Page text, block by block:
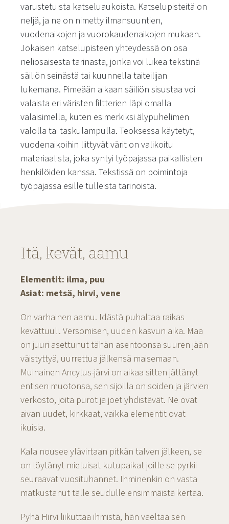
varustetuista katseluaukoista. Katselupisteitä on
neljä, ja ne on nimetty ilmansuuntien,
vuodenaikojen ja vuorokaudenaikojen mukaan.
Jokaisen katselupisteen yhteydessä on osa
neliosaisesta tarinasta, jonka voi lukea tekstinä
säiliön seinästä tai kuunnella taiteilijan
lukemana. Pimeään aikaan säiliön sisustaa voi
valaista eri väristen filtterien läpi omalla
valaisimella, kuten esimerkiksi älypuhelimen
valolla tai taskulampulla. Teoksessa käytetyt,
vuodenaikoihin liittyvät värit on valikoitu
materiaalista, joka syntyi työpajassa paikallisten
henkilöiden kanssa. Tekstissä on poimintoja
työpajassa esille tulleista tarinoista.
Itä, kevät, aamu
Elementit: ilma, puu
Asiat: metsä, hirvi, vene
On varhainen aamu. Idästä puhaltaa raikas
kevättuuli. Versomisen, uuden kasvun aika. Maa
on juuri asettunut tähän asentoonsa suuren jään
väistyttyä, uurrettua jälkensä maisemaan.
Muinainen Ancylus-järvi on aikaa sitten jättänyt
entisen muotonsa, sen sijoilla on soiden ja järvien
verkosto, joita purot ja joet yhdistävät. Ne ovat
aivan uudet, kirkkaat, vaikka elementit ovat
ikuisia.
Kala nousee ylävirtaan pitkän talven jälkeen, se
on löytänyt mieluisat kutupaikat joille se pyrkii
seuraavat vuosituhannet. Ihminenkin on vasta
matkustanut tälle seudulle ensimmäistä kertaa.
Pyhä Hirvi liikuttaa ihmistä, hän vaeltaa sen